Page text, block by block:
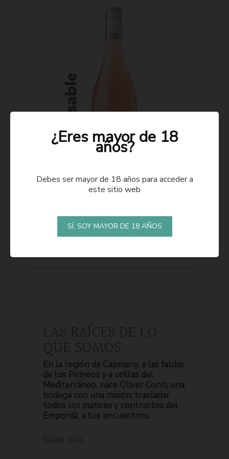
LAS RAÍCES DE LO
QUE SOMOS
En la región de Capmany, a las faldas
de los Pirineos y a orillas del
Mediterráneo, nace Oliver Conti, una
bodega con una misión: trasladar
todos los matices y contrastes del
Empordà, a tus encuentros.
¿Eres mayor de 18
años?
Debes ser mayor de 18 años para acceder a
este sitio web
SÍ, SOY MAYOR DE 18 AÑOS